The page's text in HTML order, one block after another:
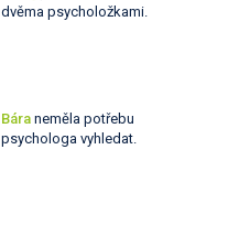
dvěma psycholožkami.
Bára neměla potřebu
psychologa vyhledat.